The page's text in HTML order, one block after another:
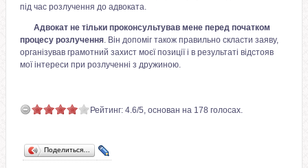
під час розлучення до адвоката.
Адвокат не тільки проконсультував мене перед початком
процесу розлучення. Він допоміг також правильно скласти заяву,
організував грамотний захист моєї позиції і в результаті відстояв
мої інтереси при розлученні з дружиною.
Рейтинг: 4.6/5, основан на 178 голосах.
Поделиться…